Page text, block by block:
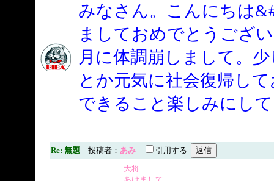
みなさん。こんにちは
ましておめでとうござ
月に体調崩しまして。
とか元気に社会復帰し
できること楽しみにし
Re: 無題 投稿者： あみ
引用する
大将
あけまして